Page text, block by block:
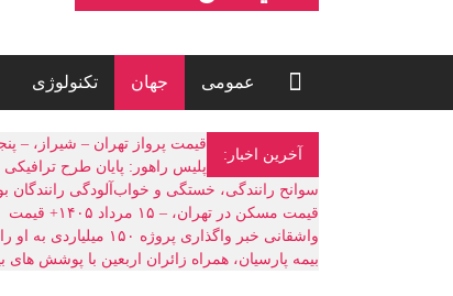
مجله
عمومی
جهان تکنولوژی
آخرین اخبار:
قیمت پرواز تهران – شیراز، – پنجشنبه ۱۵
سوانح رانندگی، خستگی و خواب‌آلودگی رانندگان
قیمت مسکن در تهران، – ۱۵ مرداد ۱۴۰۵+ قیمت
واشقانی خبر واگذاری پروژه ۱۵۰ میلیاردی به او را تکذیب کرد
بیمه پارسیان، همراه زائران اربعین با پوشش های